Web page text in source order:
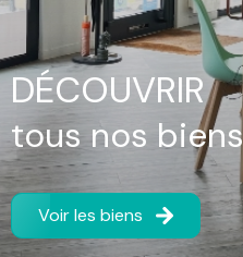
DÉCOUVRIR
tous nos biens
Voir les biens